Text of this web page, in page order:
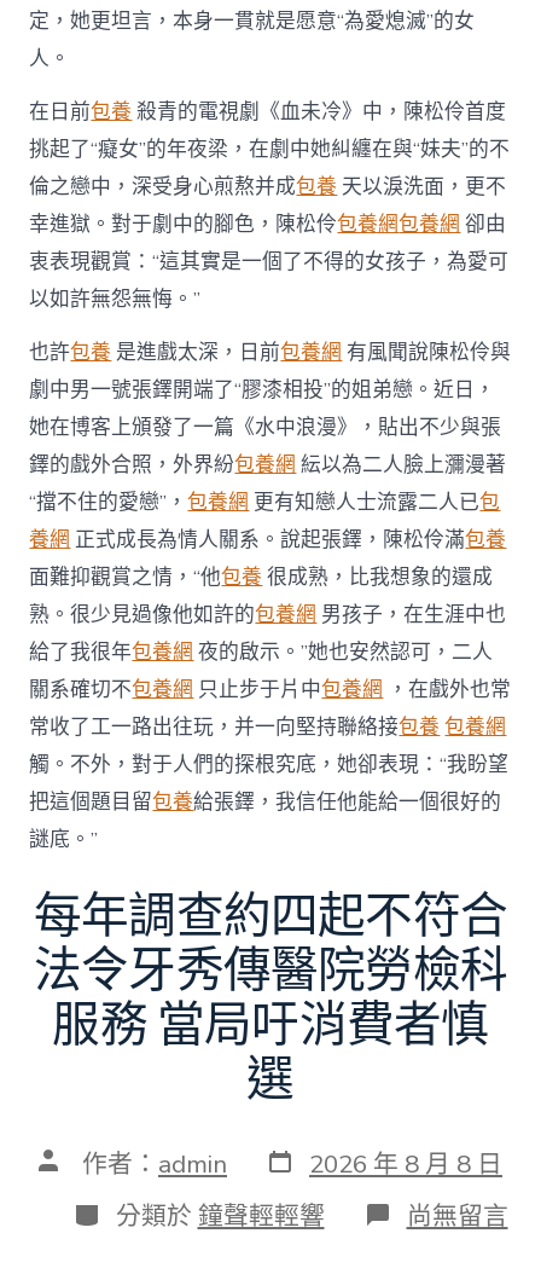
定，她更坦言，本身一貫就是愿意“為愛熄滅”的女
人。
在日前包養 殺青的電視劇《血未冷》中，陳松伶首度
挑起了“癡女”的年夜梁，在劇中她糾纏在與“妹夫”的不
倫之戀中，深受身心煎熬并成包養 天以淚洗面，更不
幸進獄。對于劇中的腳色，陳松伶包養網包養網 卻由
衷表現觀賞：“這其實是一個了不得的女孩子，為愛可
以如許無怨無悔。”
也許包養 是進戲太深，日前包養網 有風聞說陳松伶與
劇中男一號張鐸開端了“膠漆相投”的姐弟戀。近日，
她在博客上頒發了一篇《水中浪漫》，貼出不少與張
鐸的戲外合照，外界紛包養網 紜以為二人臉上瀰漫著
“擋不住的愛戀”，包養網 更有知戀人士流露二人已包
養網 正式成長為情人關系。說起張鐸，陳松伶滿包養
面難抑觀賞之情，“他包養 很成熟，比我想象的還成
熟。很少見過像他如許的包養網 男孩子，在生涯中也
給了我很年包養網 夜的啟示。”她也安然認可，二人
關系確切不包養網 只止步于片中包養網 ，在戲外也常
常收了工一路出往玩，并一向堅持聯絡接包養 包養網
觸。不外，對于人們的探根究底，她卻表現：“我盼望
把這個題目留包養給張鐸，我信任他能給一個很好的
謎底。”
每年調查約四起不符合
法令牙秀傳醫院勞檢科
服務 當局吁消費者慎
選
文 作者： admin 發
表
日
期
2026 年 8 月 8 日
分
類
分類於 鐘聲輕輕響 在
〈每
尚無留言